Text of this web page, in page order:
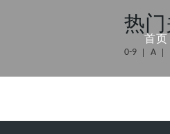
首页
热门
0-9 A